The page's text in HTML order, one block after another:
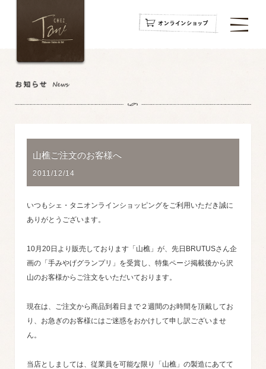
navigation
navigation
navigation
山樵ご注文のお客様へ
2011/12/14
いつもシェ・タニオンラインショッピングをご利用いただき誠に
ありがとうございます。
10月20日より販売しております「山樵」が、先日BRUTUSさん企
画の「手みやげグランプリ」を受賞し、特集ページ掲載後から沢
山のお客様からご注文をいただいております。
現在は、ご注文から商品到着日まで２週間のお時間を頂戴してお
り、お急ぎのお客様にはご迷惑をおかけして申し訳ございませ
ん。
当店としましては、従業員を可能な限り「山樵」の製造にあてて